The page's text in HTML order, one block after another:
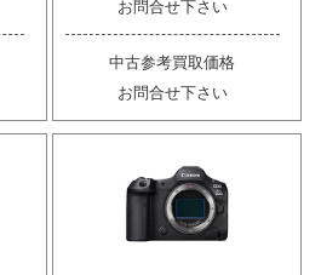
お問合せ下さい
中古参考買取価格
お問合せ下さい